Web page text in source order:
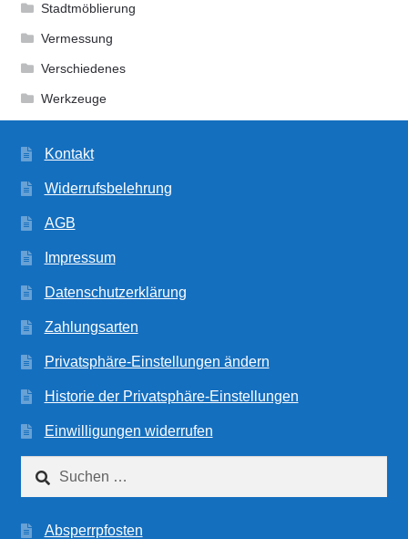
Stadtmöblierung
Vermessung
Verschiedenes
Werkzeuge
Kontakt
Widerrufsbelehrung
AGB
Impressum
Datenschutzerklärung
Zahlungsarten
Privatsphäre-Einstellungen ändern
Historie der Privatsphäre-Einstellungen
Einwilligungen widerrufen
nach:
Absperrpfosten